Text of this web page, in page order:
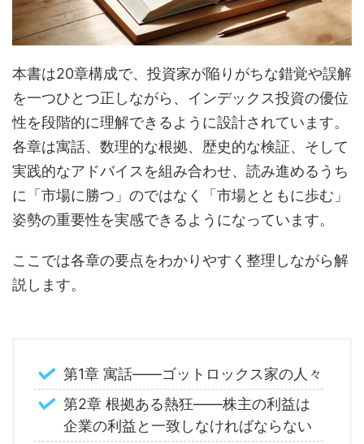
本書は20章構成で、投資家が陥りがちな錯覚や誤解
を一つひとつ正しながら、インデックス投資の優位
性を段階的に理解できるように設計されています。
各章は寓話、数理的な根拠、歴史的な検証、そして
実践的なアドバイスを組み合わせ、読み進めるうち
に「市場に勝つ」のではなく「市場とともに歩む」
姿勢の重要性を実感できるようになっています。
ここでは各章の要点をわかりやすく整理しながら解
説します。
第1章 寓話――ゴットロックス家の人々
第2章 根拠ある熱狂――株主の利益は
企業の利益と一致しなければならない